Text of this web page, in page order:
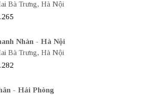
Bà Trưng, Hà Nội
Nhàn - Hà Nội
Bà Trưng, Hà Nội
- Hải Phòng